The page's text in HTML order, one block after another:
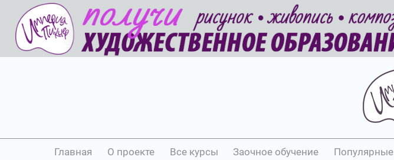
Главная О проекте Все курсы Заочное обучение Популярные